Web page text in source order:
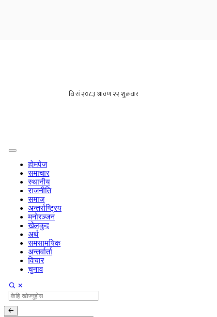
होमपेज
समाचार
स्थानीय
राजनीति
समाज
अन्तर्राष्ट्रिय
मनोरञ्जन
खेलकुद
अर्थ
समसामयिक
अन्तर्वार्ता
विचार
चुनाव